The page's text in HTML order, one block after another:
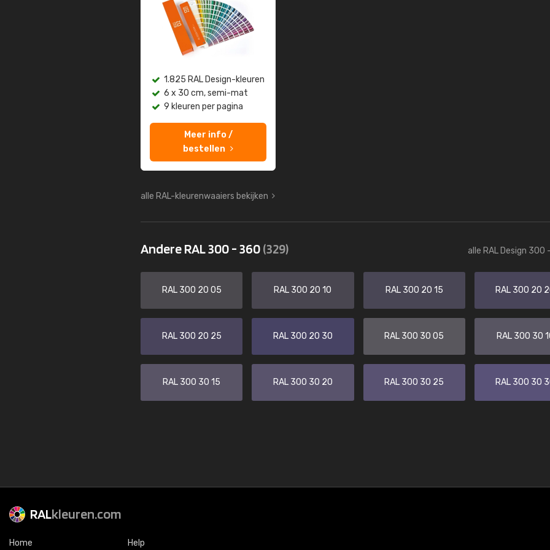
1.825 RAL Design-kleuren
6 x 30 cm, semi-mat
9 kleuren per pagina
Meer info /
bestellen
alle RAL-kleurenwaaiers bekijken
Andere RAL 300 - 360(329) alle RAL Design 300
RAL 300 20 05 RAL 300 20 10 RAL 300 20 15 RAL 300 20
RAL 300 20 25 RAL 300 20 30 RAL 300 30 05 RAL 300 30
RAL 300 30 15 RAL 300 30 20 RAL 300 30 25 RAL 300 30
RALkleuren.com
Home Help